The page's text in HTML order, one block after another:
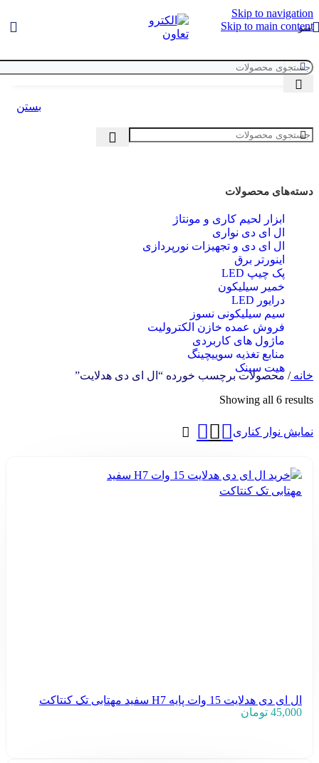
Skip to navigation
Skip to main content
منو
بستن
دسته‌های محصولات
ابزار لحیم کاری و مونتاژ
ال ای دی‌ نواری
ال‌ ای‌ دی و تجهیزات نورپردازی
اینورتر برق
پک چیپ LED
خمیر سیلیکون
درایور LED
سیم سیلیکونی نسوز
فروش عمده خازن الکترولیت
ماژول های کاربردی
منابع تغذیه سوییچینگ
هیت سینک
خانه/ محصولات برچسب خورده “ال ای دی هدلایت”
Showing all 6 results
نمایش نوار کناری
ال ای دی هدلایت 15 وات پایه H7 سفید مهتابی تک کنتاکت
45,000 تومان